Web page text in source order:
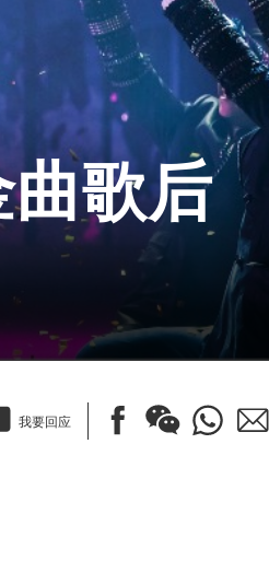
歌后
我要回应